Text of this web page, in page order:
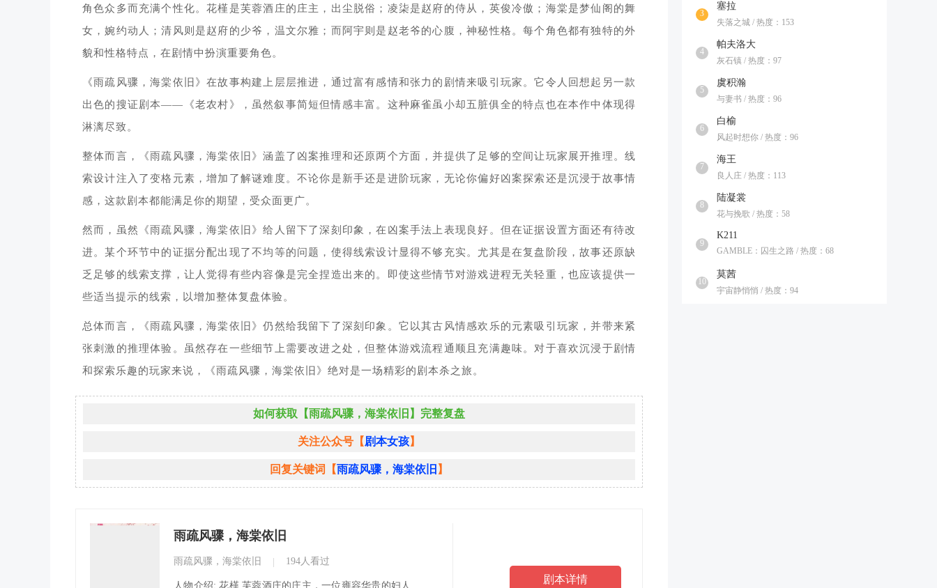
角色众多而充满个性化。花槿是芙蓉酒庄的庄主，出尘脱俗；凌柒是赵府的侍从，英俊冷傲；海棠是梦仙阁的舞
女，婉约动人；清风则是赵府的少爷，温文尔雅；而阿宇则是赵老爷的心腹，神秘性格。每个角色都有独特的外
貌和性格特点，在剧情中扮演重要角色。
《雨疏风骤，海棠依旧》在故事构建上层层推进，通过富有感情和张力的剧情来吸引玩家。它令人回想起另一款
出色的搜证剧本——《老农村》，虽然叙事简短但情感丰富。这种麻雀虽小却五脏俱全的特点也在本作中体现得
淋漓尽致。
整体而言，《雨疏风骤，海棠依旧》涵盖了凶案推理和还原两个方面，并提供了足够的空间让玩家展开推理。线
索设计注入了变格元素，增加了解谜难度。不论你是新手还是进阶玩家，无论你偏好凶案探索还是沉浸于故事情
感，这款剧本都能满足你的期望，受众面更广。
然而，虽然《雨疏风骤，海棠依旧》给人留下了深刻印象，在凶案手法上表现良好。但在证据设置方面还有待改
进。某个环节中的证据分配出现了不均等的问题，使得线索设计显得不够充实。尤其是在复盘阶段，故事还原缺
乏足够的线索支撑，让人觉得有些内容像是完全捏造出来的。即使这些情节对游戏进程无关轻重，也应该提供一
些适当提示的线索，以增加整体复盘体验。
总体而言，《雨疏风骤，海棠依旧》仍然给我留下了深刻印象。它以其古风情感欢乐的元素吸引玩家，并带来紧
张刺激的推理体验。虽然存在一些细节上需要改进之处，但整体游戏流程通顺且充满趣味。对于喜欢沉浸于剧情
和探索乐趣的玩家来说，《雨疏风骤，海棠依旧》绝对是一场精彩的剧本杀之旅。
如何获取【雨疏风骤，海棠依旧】完整复盘
关注公众号【剧本女孩】
回复关键词【雨疏风骤，海棠依旧 】
雨疏风骤，海棠依旧
雨疏风骤，海棠依旧 194人看过
人物介绍: 花槿 芙蓉酒庄的庄主，一位雍容华贵的妇人
剧本详情
3
塞拉
失落之城 / 热度：153
4
帕夫洛大
灰石镇 / 热度：97
5
虞积瀚
与妻书 / 热度：96
6
白榆
风起时想你 / 热度：96
7
海王
良人庄 / 热度：113
8
陆凝裳
花与挽歌 / 热度：58
9
K211
GAMBLE：囚生之路 / 热度：68
10
莫茜
宇宙静悄悄 / 热度：94